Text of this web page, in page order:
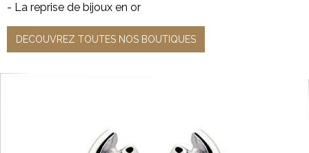
- La reprise de bijoux en or
DECOUVREZ TOUTES NOS BOUTIQUES